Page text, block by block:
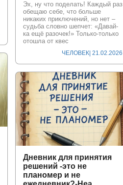
Эх, ну что поделать! Каждый раз
обещаю себе, что больше
никаких приключений, но нет –
судьба словно шепчет: «Давай-
ка ещё разочек!» Только-только
отошла от квес
ЧЕЛОВЕК| 21.02.2026
Дневник для принятия
решений -это не
планомер и не